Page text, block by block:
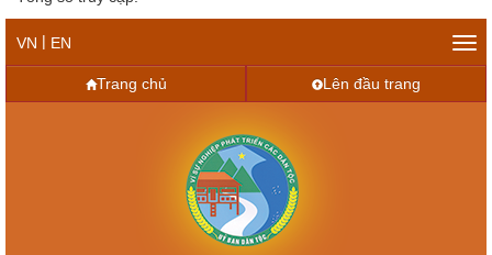
VN | EN
Trang chủ
Lên đầu trang